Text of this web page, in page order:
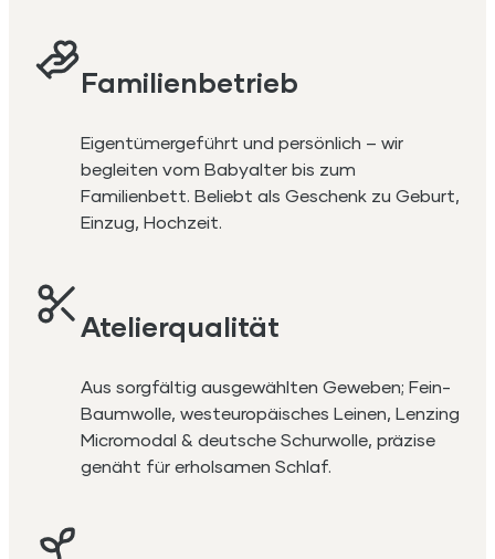
Familienbetrieb
Eigentümergeführt und persönlich – wir
begleiten vom Babyalter bis zum
Familienbett. Beliebt als Geschenk zu Geburt,
Einzug, Hochzeit.
Atelierqualität
Aus sorgfältig ausgewählten Geweben; Fein-
Baumwolle, westeuropäisches Leinen, Lenzing
Micromodal & deutsche Schurwolle, präzise
genäht für erholsamen Schlaf.